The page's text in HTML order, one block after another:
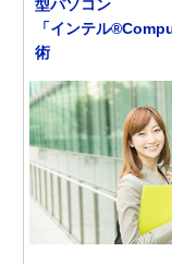
型パソコン
「インテル
術